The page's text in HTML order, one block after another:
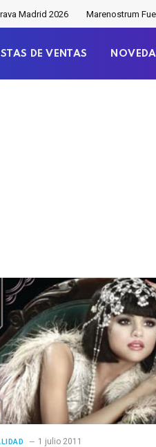
Madrid 2026 Marenostrum
DE VENTAS
1 julio 2011